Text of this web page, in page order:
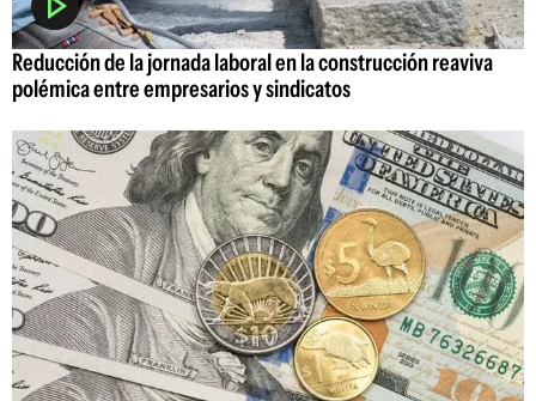
Reducción de la jornada laboral en la construcción reaviva
polémica entre empresarios y sindicatos